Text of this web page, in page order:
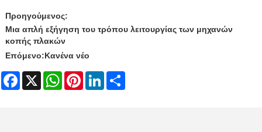
Προηγούμενος:
Μια απλή εξήγηση του τρόπου λειτουργίας των μηχανών
κοπής πλακών
Επόμενο:Κανένα νέο
Facebook
X WhatsAppPinterestLinkedIn